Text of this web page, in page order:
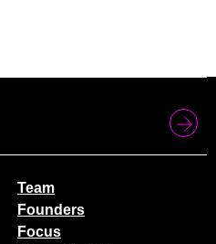
Team
Founders
Focus